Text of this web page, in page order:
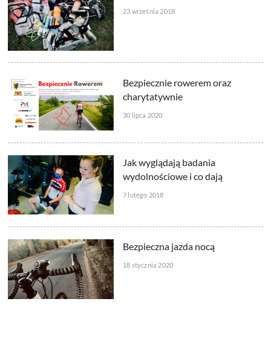
23 września 2018
Bezpiecznie rowerem oraz
charytatywnie
30 lipca 2020
Jak wyglądają badania
wydolnościowe i co dają
7 lutego 2018
Bezpieczna jazda nocą
18 stycznia 2020